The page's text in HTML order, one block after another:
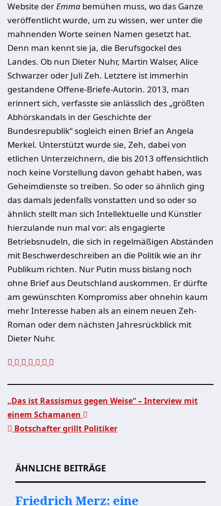
Website derEmma bemühen muss, wo das Ganze
veröffentlicht wurde, um zu wissen, wer unter die
mahnenden Worte seinen Namen gesetzt hat.
Denn man kennt sie ja, die Berufsgockel des
Landes. Ob nun Dieter Nuhr, Martin Walser, Alice
Schwarzer oder Juli Zeh. Letztere ist immerhin
gestandene Offene-Briefe-Autorin. 2013, man
erinnert sich, verfasste sie anlässlich des „größten
Abhörskandals in der Geschichte der
Bundesrepublik“ sogleich einen Brief an Angela
Merkel. Unterstützt wurde sie, Zeh, dabei von
etlichen Unterzeichnern, die bis 2013 offensichtlich
noch keine Vorstellung davon gehabt haben, was
Geheimdienste so treiben. So oder so ähnlich ging
das damals jedenfalls vonstatten und so oder so
ähnlich stellt man sich Intellektuelle und Künstler
hierzulande nun mal vor: als engagierte
Betriebsnudeln, die sich in regelmäßigen Abständen
mit Beschwerdeschreiben an die Politik wie an ihr
Publikum richten. Nur Putin muss bislang noch
ohne Brief aus Deutschland auskommen. Er dürfte
am gewünschten Kompromiss aber ohnehin kaum
mehr Interesse haben als an einem neuen Zeh-
Roman oder dem nächsten Jahresrückblick mit
Dieter Nuhr.
Beitragsnavigation
„Das ist Rassismus gegen Weise“ – Interview mit
einem Schamanen
Botschafter grillt Politiker
ÄHNLICHE BEITRÄGE
Friedrich Merz: eine